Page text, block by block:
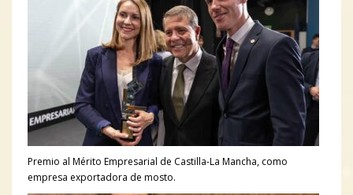
Premio al Mérito Empresarial de Castilla-La Mancha, como
empresa exportadora de mosto.